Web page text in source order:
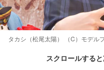
タカシ（松尾太陽） （C）モデル
スクロールする